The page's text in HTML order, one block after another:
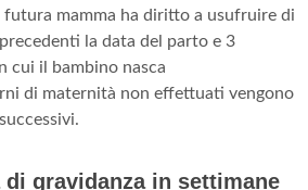
futura mamma ha diritto a usufruire di
la data del parto e 3
cui il bambino nasca
di maternità non effettuati vengono
gravidanza in settimane